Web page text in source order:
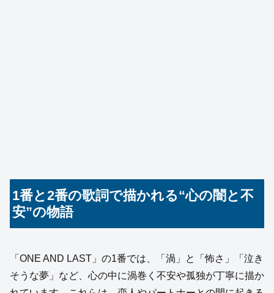
1番と2番の歌詞で描かれる“心の闇と不
安”の物語
「ONE AND LAST」の1番では、「渦」と「怖さ」「泣き
そうな夢」など、心の中に渦巻く不安や孤独が丁寧に描か